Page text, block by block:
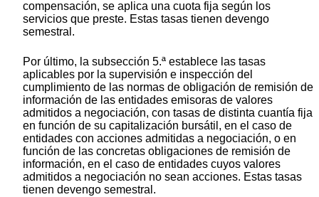
compensación, se aplica una cuota fija según los
servicios que preste. Estas tasas tienen devengo
semestral.
Por último, la subsección 5.ª establece las tasas
aplicables por la supervisión e inspección del
cumplimiento de las normas de obligación de remisión de
información de las entidades emisoras de valores
admitidos a negociación, con tasas de distinta cuantía fija
en función de su capitalización bursátil, en el caso de
entidades con acciones admitidas a negociación, o en
función de las concretas obligaciones de remisión de
información, en el caso de entidades cuyos valores
admitidos a negociación no sean acciones. Estas tasas
tienen devengo semestral.